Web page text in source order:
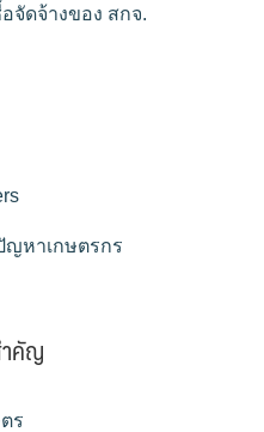
จัดจ้างของ สกจ.
ญหาเกษตรกร
คัญ
ร